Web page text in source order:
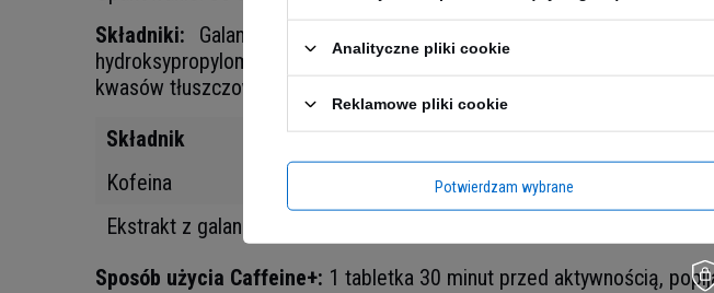
Składniki: Galangal (Alpinia galanga (L.) Willd.) kłącze de.e;
hydroksypropylometyloceluloza, glicerol, talk; barwniki: węglan
kwasów tłuszczowych; substancje przeciwzbrylające: sole magnezowe
Składnik
Kofeina
Ekstrakt z galangalu (EnXtra)
Sposób użycia Caffeine+: 1 tabletka 30 minut przed aktywnością,
Analityczne pliki cookie
Reklamowe pliki cookie
Potwierdzam wybrane